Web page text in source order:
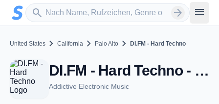
Zum Hauptinhalt springen
search
Sender suchen arrow_forward menu
United States chevron_right California chevron_right Palo Alto chevron_right DI.FM - Hard Techno
DI.FM - Hard Techno - Palo Alto, CA
Addictive Electronic Music